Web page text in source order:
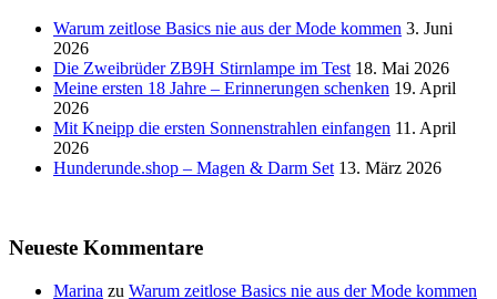
Warum zeitlose Basics nie aus der Mode kommen 3. Juni
2026
Die Zweibrüder ZB9H Stirnlampe im Test 18. Mai 2026
Meine ersten 18 Jahre – Erinnerungen schenken 19. April
2026
Mit Kneipp die ersten Sonnenstrahlen einfangen 11. April
2026
Hunderunde.shop – Magen & Darm Set 13. März 2026
Neueste Kommentare
Marina zu Warum zeitlose Basics nie aus der Mode kommen